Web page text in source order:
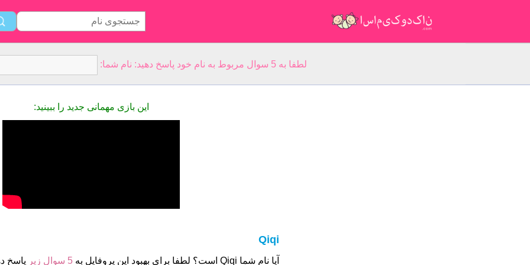
لطفا به 5 سوال مربوط به نام خود پاسخ دهید: نام شما:
این بازی مهمانی جدید را ببینید:
Qiqi
آیا نام شما Qiqi است؟ لطفا برای بهبود این پروفایل به 5 سوال زیر پاسخ